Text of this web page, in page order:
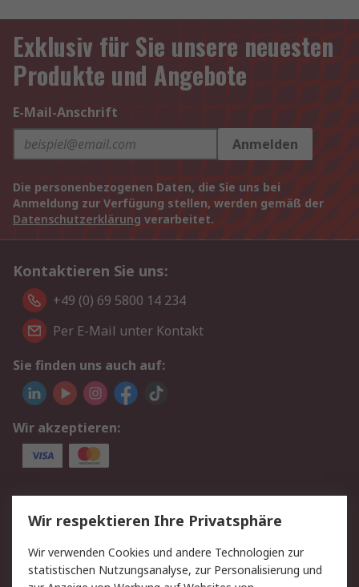
Exklusiv für Sie unsere neuesten
Produkte und Angebote
E-Mail-Anschrift
Anmelden
Die personenbezogenen Daten, die Sie uns bei
Anmeldung zur Verfügung stellen, werden gemäß der
Datenschutzerklärung verarbeitet.
Kontaktieren Sie uns:
+49 (0) 69 5800 14 234
Per E-Mail unter Kontakt
Sie finden uns auch auf:
Wir akzeptieren:
Service
Value Added Services
Lieferlösungen
Rücksendungen
Kontakt
Hilfe
Privatkunden
Wir respektieren Ihre Privatsphäre
Wir verwenden Cookies und andere Technologien zur
statistischen Nutzungsanalyse, zur Personalisierung und